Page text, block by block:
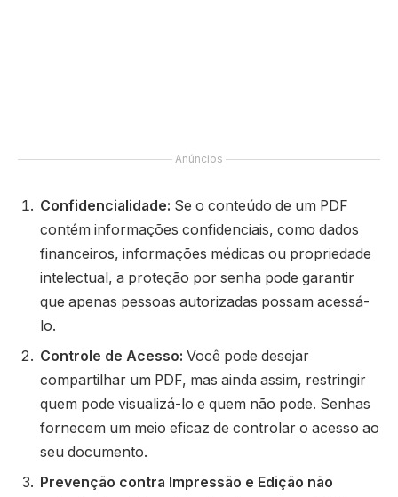
Anúncios
Confidencialidade: Se o conteúdo de um PDF
contém informações confidenciais, como dados
financeiros, informações médicas ou propriedade
intelectual, a proteção por senha pode garantir
que apenas pessoas autorizadas possam acessá-
lo.
Controle de Acesso: Você pode desejar
compartilhar um PDF, mas ainda assim, restringir
quem pode visualizá-lo e quem não pode. Senhas
fornecem um meio eficaz de controlar o acesso ao
seu documento.
Prevenção contra Impressão e Edição não